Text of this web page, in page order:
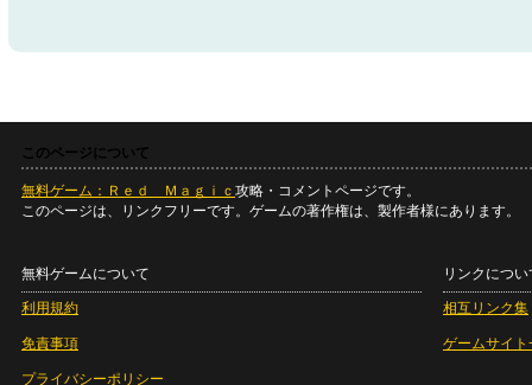
このページについて
無料ゲーム：Ｒｅｄ Ｍａｇｉｃ 攻略・コメントページです。
このページは、リンクフリーです。ゲームの著作権は、製作者様にあります。
無料ゲームについて
利用規約
免責事項
プライバシーポリシー
リンクについ
相互リンク集
ゲームサイト